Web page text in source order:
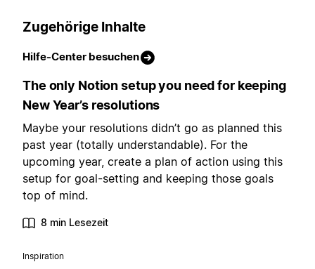
Zugehörige Inhalte
Hilfe-Center besuchen
The only Notion setup you need for keeping
New Year’s resolutions
Maybe your resolutions didn’t go as planned this
past year (totally understandable). For the
upcoming year, create a plan of action using this
setup for goal-setting and keeping those goals
top of mind.
8 min Lesezeit
Inspiration